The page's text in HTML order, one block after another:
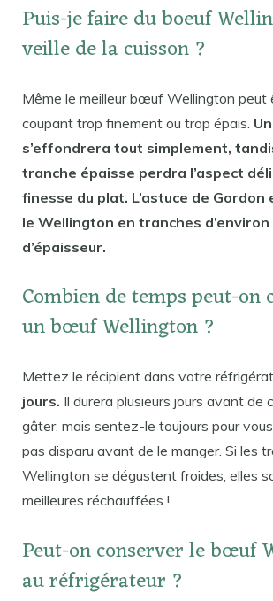
Puis-je faire du boeuf
veille de la cuisson ?
Même le meilleur bœuf Wellington peut
coupant trop finement ou trop épais.
s’effondrera tout simplement,
tranche épaisse perdra l’aspect
finesse du plat. L’astuce de Gordon
le Wellington en tranches d’environ
d’épaisseur.
Combien de temps peut-on
un bœuf Wellington ?
Mettez le récipient dans votre
jours. Il durera plusieurs jours avant de
gâter, mais sentez-le toujours pour vous
pas disparu avant de le manger. Si les
Wellington se dégustent froides, elles
meilleures réchauffées !
Peut-on conserver le bœuf
au réfrigérateur ?